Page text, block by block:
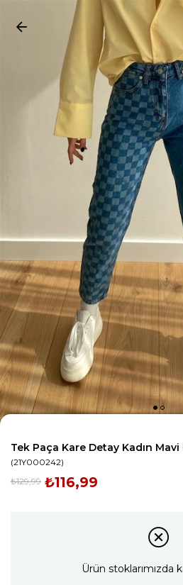
Tek Paça Kare Detay Kadın
(21Y000242)
₺129,99 ₺116,99
Ürün stoklarımızda